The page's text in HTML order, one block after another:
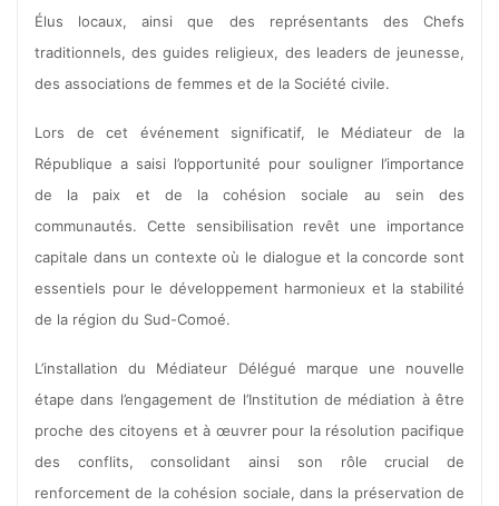
Élus locaux, ainsi que des représentants des Chefs
traditionnels, des guides religieux, des leaders de jeunesse,
des associations de femmes et de la Société civile.
Lors de cet événement significatif, le Médiateur de la
République a saisi l’opportunité pour souligner l’importance
de la paix et de la cohésion sociale au sein des
communautés. Cette sensibilisation revêt une importance
capitale dans un contexte où le dialogue et la concorde sont
essentiels pour le développement harmonieux et la stabilité
de la région du Sud-Comoé.
L’installation du Médiateur Délégué marque une nouvelle
étape dans l’engagement de l’Institution de médiation à être
proche des citoyens et à œuvrer pour la résolution pacifique
des conflits, consolidant ainsi son rôle crucial de
renforcement de la cohésion sociale, dans la préservation de